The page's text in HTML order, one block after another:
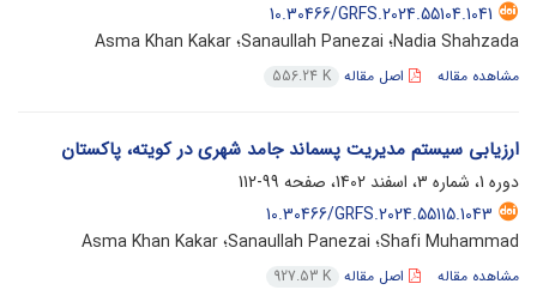
10.30466/GRFS.2024.55104.1041
Nadia Shahzada؛ Sanaullah Panezai؛ Asma Khan Kakar
مشاهده مقاله اصل مقاله 556.24 K
ارزیابی سیستم مدیریت پسماند جامد شهری در کویته، پاکستان
دوره 1، شماره 3، اسفند 1402، صفحه
99-112
10.30466/GRFS.2024.55115.1043
Shafi Muhammad؛ Sanaullah Panezai؛ Asma Khan Kakar
مشاهده مقاله اصل مقاله 927.53 K